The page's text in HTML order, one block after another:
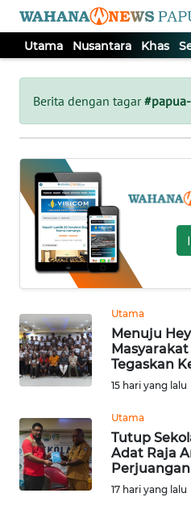
Utama Nusantara Khas
Berita dengan tagar
Utama
Menuju
Tegaskan
15 hari yang lalu
Utama
Tutup
Adat Raja
17 hari yang lalu
Tutup
UTAMA
NUSANTARA
KHAS
SERBA-
SERBI
OPINI
Informasi
INDEKS
BERITA
KONTAK
KAMI